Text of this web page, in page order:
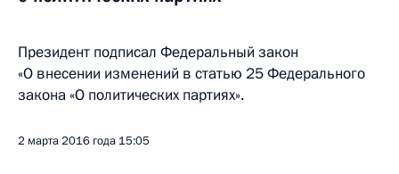
Президент подписал Федеральный закон
«О внесении изменений в статью 25 Федерального
закона «О политических партиях».
2 марта 2016 года 15:05